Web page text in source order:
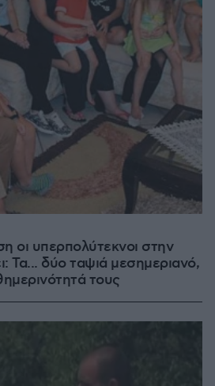
οι υπερπολύτεκνοι στην
Τα... δύο ταψιά μεσημεριανό,
τους